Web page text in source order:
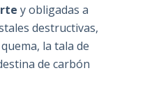
y obligadas a
destructivas,
la tala de
de carbón